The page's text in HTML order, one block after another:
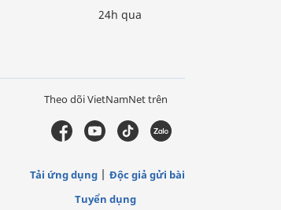
24h qua
Theo dõi VietNamNet trên
Tải ứng dụng
Độc giả gửi bài
Tuyển dụng